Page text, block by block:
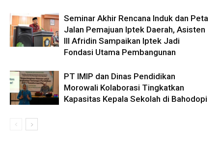
Seminar Akhir Rencana Induk dan Peta
Jalan Pemajuan Iptek Daerah, Asisten
III Afridin Sampaikan Iptek Jadi
Fondasi Utama Pembangunan
PT IMIP dan Dinas Pendidikan
Morowali Kolaborasi Tingkatkan
Kapasitas Kepala Sekolah di Bahodopi